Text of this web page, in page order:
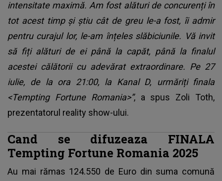
intensitate maximă. Am fost alături de concurenți în
tot acest timp și știu cât de greu le-a fost, îi admir
pentru curajul lor, le-am înțeles slăbiciunile. Vă invit
să fiți alături de ei până la capăt, până la finalul
acestei călătorii cu adevărat extraordinare. Pe 27
iulie, de la ora 21:00, la Kanal D, urmăriți finala
<Tempting Fortune Romania>”, a spus Zoli Toth,
prezentatorul reality show-ului.
Cand se difuzeaza FINALA
Tempting Fortune Romania 2025
Au mai rămas 124.550 de Euro din suma comună